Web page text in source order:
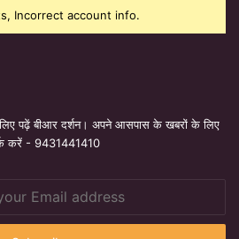
Incorrect account info.
पढ़ें बीआर दर्शन। अपने आसपास के खबरों के लिए
करें - 9431441410